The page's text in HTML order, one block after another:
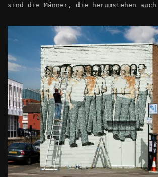
sind die Männer, die herumstehen